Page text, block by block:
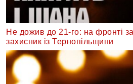
Не дожив до 21-го: на фронті
захисник із Тернопільщини